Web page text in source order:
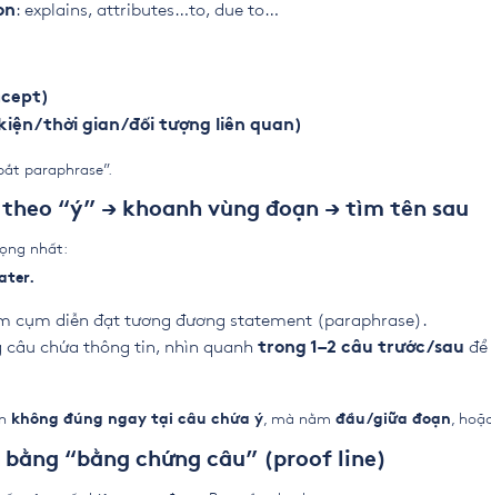
: explains, attributes…to, due to…
thời gian/đối tượng liên quan)
paraphrase”.
theo “ý” → khoanh vùng đoạn → tìm tên sau
nhất:
cụm diễn đạt tương đương statement (paraphrase).
câu chứa thông tin, nhìn quanh trong 1–2 câu trước/sau
không đúng ngay tại câu chứa ý , mà nằm đầu/giữa đoạn ,
bằng “bằng chứng câu” (proof line)